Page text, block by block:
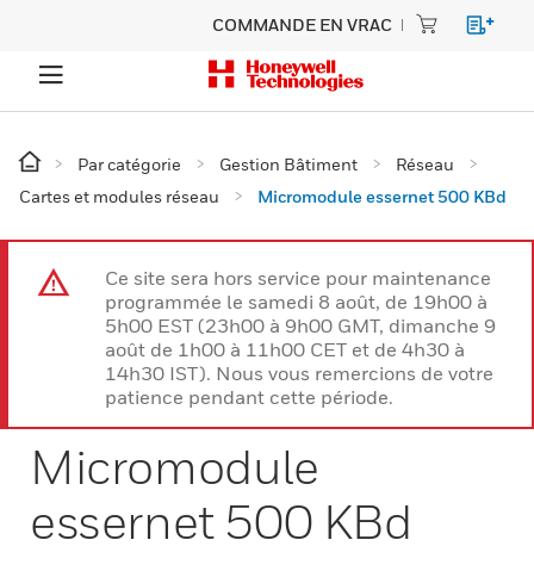
COMMANDE EN VRAC
Par catégorie Gestion Bâtiment
Réseau
Cartes et modules réseau
Micromodule essernet 500 KBd
Ce site sera hors service pour maintenance
programmée le samedi 8 août, de 19h00 à
5h00 EST (23h00 à 9h00 GMT, dimanche 9
août de 1h00 à 11h00 CET et de 4h30 à
14h30 IST). Nous vous remercions de votre
patience pendant cette période.
Micromodule
essernet 500 KBd